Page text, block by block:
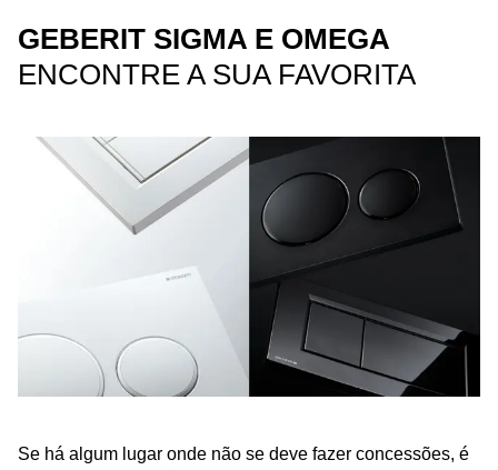
GEBERIT SIGMA E OMEGA
ENCONTRE A SUA FAVORITA
Se há algum lugar onde não se deve fazer concessões, é